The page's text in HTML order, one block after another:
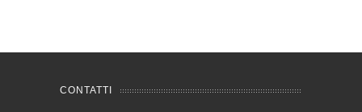
CONTATTI